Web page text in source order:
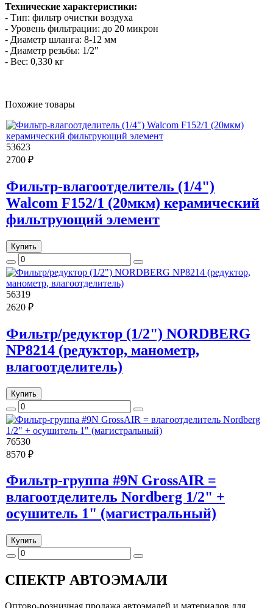
Технические характеристики:
- Тип: фильтр очистки воздуха
- Уровень фильтрации: до 20 микрон
- Диаметр шланга: 8-12 мм
- Диаметр резьбы: 1/2"
- Вес: 0,330 кг
Похожие товары
53623
2700 ₽
Фильтр-влагоотделитель (1/4")
Walcom F152/1 (20мкм) керамический
фильтрующий элемент
Купить
56319
2620 ₽
Фильтр/редуктор (1/2") NORDBERG
NP8214 (редуктор, манометр,
влагоотделитель)
Купить
76530
8570 ₽
Фильтр-группа #9N GrossAIR =
влагоотделитель Nordberg 1/2" +
осушитель 1" (магистральный)
Купить
СПЕКТР АВТОЭМАЛИ